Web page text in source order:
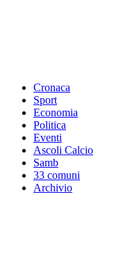
Cronaca
Sport
Economia
Politica
Eventi
Ascoli Calcio
Samb
33 comuni
Archivio